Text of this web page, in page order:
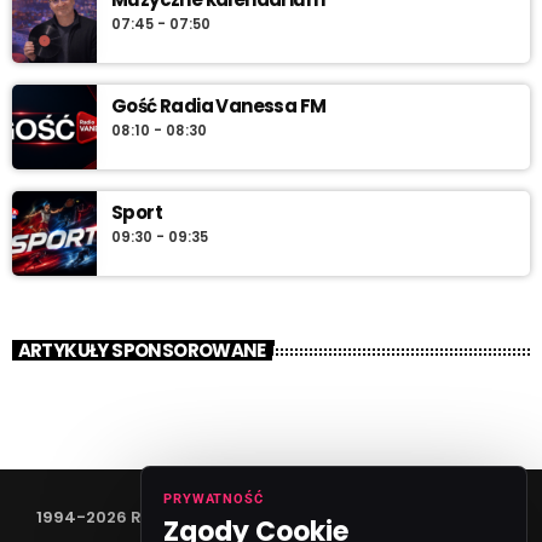
07:45 - 07:50
Gość Radia Vanessa FM
08:10 - 08:30
Sport
09:30 - 09:35
ARTYKUŁY SPONSOROWANE
1994-2026 RADIO VANESSA SPÓŁKA Z O.O
PRYWATNOŚĆ
Zgody Cookie